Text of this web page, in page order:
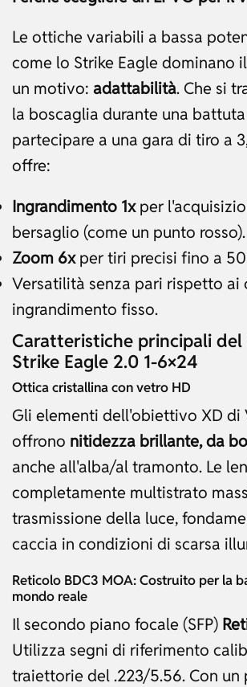
Le ottiche variabili a bassa
come lo Strike Eagle dominano
un motivo: adattabilità. Che si
la boscaglia durante una
partecipare a una gara di tiro a
offre:
Ingrandimento 1xper
bersaglio (come un punto rosso).
Zoom 6xper tiri precisi fino a
Versatilità senza pari rispetto ai
ingrandimento fisso.
Caratteristiche principali
Strike Eagle 2.0 1-6×24
Ottica cristallina con vetro HD
Gli elementi dell'obiettivo XD di
offrono nitidezza brillante, da
anche all'alba/al tramonto. Le
completamente multistrato
trasmissione della luce,
caccia in condizioni di scarsa
Reticolo BDC3 MOA: Costruito per la
mondo reale
Il secondo piano focale (SFP)
Utilizza segni di riferimento
traiettorie del .223/5.56. Con un